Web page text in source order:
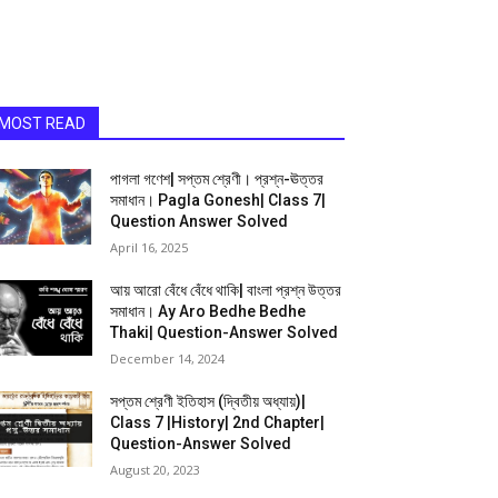
READ
পাগলা গণেশ| সপ্তম শ্রেণী। প্রশ্ন-ঊত্তর
সমাধান। Pagla Gonesh| Class 7|
Question Answer Solved
April 16, 2025
আয় আরো বেঁধে বেঁধে থাকি| বাংলা প্রশ্ন উত্তর
সমাধান। Ay Aro Bedhe Bedhe
Thaki| Question-Answer Solved
December 14, 2024
সপ্তম শ্রেণী ইতিহাস (দ্বিতীয় অধ্যায়)|
Class 7 |History| 2nd Chapter|
Question-Answer Solved
August 20, 2023